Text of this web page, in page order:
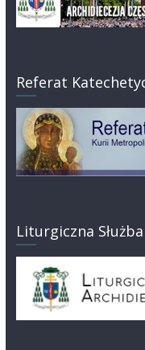
Referat
Liturgiczna